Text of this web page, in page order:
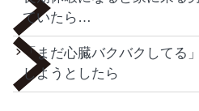
ていたら…
「まだ心臓バクバクしてる
しようとしたら